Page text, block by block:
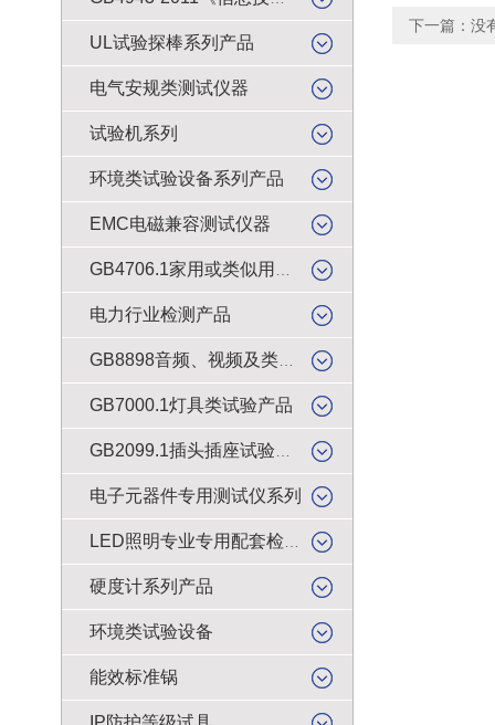
UL试验探棒系列产品
电气安规类测试仪器
试验机系列
环境类试验设备系列产品
EMC电磁兼容测试仪器
电力行业检测产品
GB7000.1灯具类试验产品
电子元器件专用测试仪系列
硬度计系列产品
环境类试验设备
能效标准锅
下一篇：没